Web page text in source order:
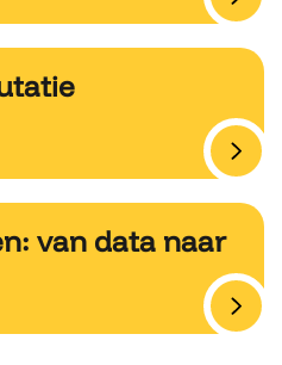
van data naar